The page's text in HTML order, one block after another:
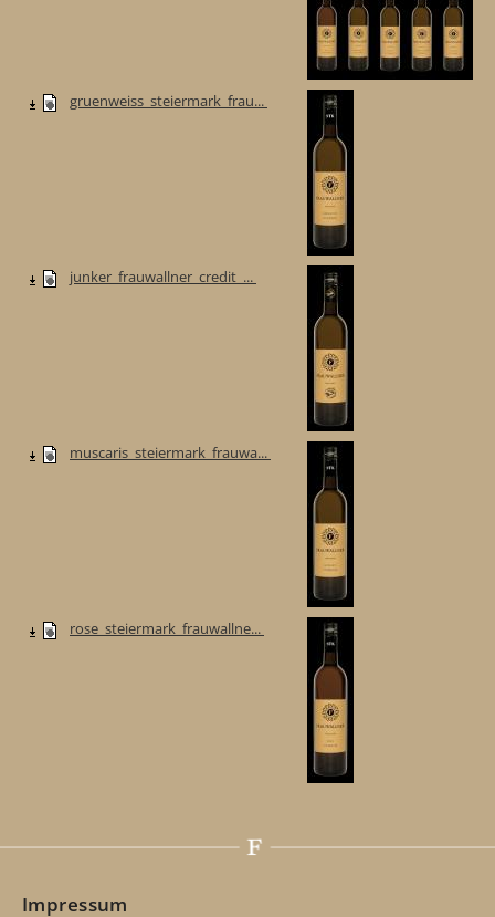
gruenweiss_steiermark_frau...
junker_frauwallner_credit_...
muscaris_steiermark_frauwa...
rose_steiermark_frauwallne...
Impressum